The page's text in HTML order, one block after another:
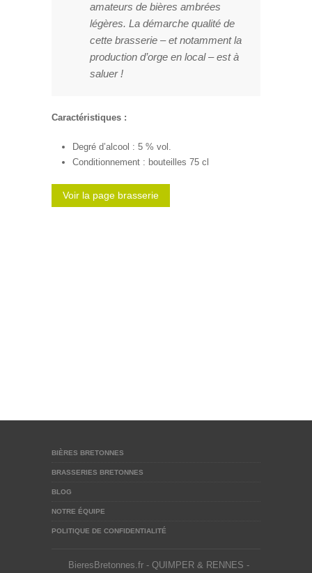
amateurs de bières ambrées
légères. La démarche qualité de
cette brasserie – et notamment la
production d’orge en local – est à
saluer !
Caractéristiques :
Degré d’alcool : 5 % vol.
Conditionnement : bouteilles 75 cl
Voir la page brasserie
BIÈRES BRETONNES
BRASSERIES BRETONNES
BLOG
NOTRE ÉQUIPE
POLITIQUE DE CONFIDENTIALITÉ
BieresBretonnes.fr - QUIMPER & RENNES -